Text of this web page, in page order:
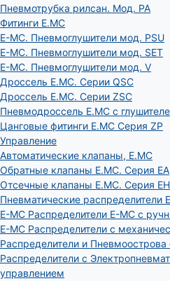
Пневмотрубка рилсан. Мод. PA
Фитинги E.MC
E-MC. Пневмоглушители мод. PSU
E-MC. Пневмоглушители мод. SET
E-MC. Пневмоглушители мод. V
Дроссель E.MC. Серии QSC
Дроссель E.MC. Серии ZSC
Пневмодроссель E.MC с
Цанговые фитинги E.MC Серия ZP
Управление
Автоматические клапаны, Е.МС
Обратные клапаны E.MC. Серия EA
Отсечные клапаны E.MC. Серия
Пневматические распределители
E-MC Распределители E-MC с
E-MC Распределители с
Распределители и
Распределители с
управлением